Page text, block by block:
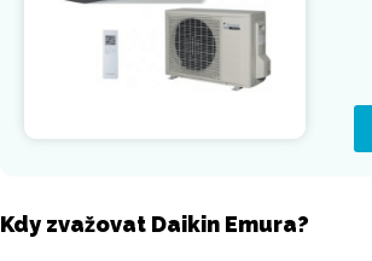
Kdy zvažovat Daikin Emura?